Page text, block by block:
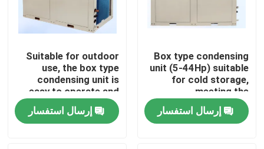
Box type condensing
unit (5-44Hp) suitable
for cold storage,
meeting the
requirements for
refrigerants such as
R404A, R507A, R448,
إرسال استفسار
Suitable for outdoor
use, the box type
condensing unit is
easy to operate and
can meet the needs of
refrigerants such as
R404A, R507A, R448,
إرسال استفسار